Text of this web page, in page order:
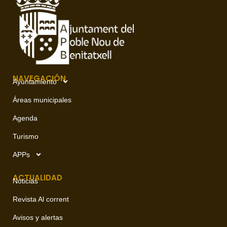
NAVEGACIÓN
Ayuntamiento
Áreas municipales
Agenda
Turismo
APPs
ACTUALIDAD
Noticias
Revista Al corrent
Avisos y alertas